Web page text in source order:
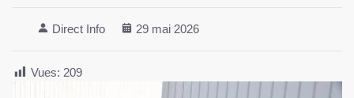
Direct Info 29 mai 2026
Vues: 209